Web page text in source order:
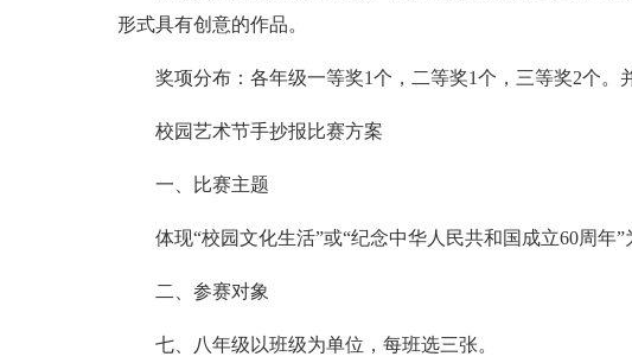
形式具有创意的作品。
奖项分布：各年级一等奖1个，二等奖1个，三等奖2个。
校园艺术节手抄报比赛方案
一、比赛主题
体现“校园文化生活”或“纪念中华人民共和国成立60周年”
二、参赛对象
七、八年级以班级为单位，每班选三张。